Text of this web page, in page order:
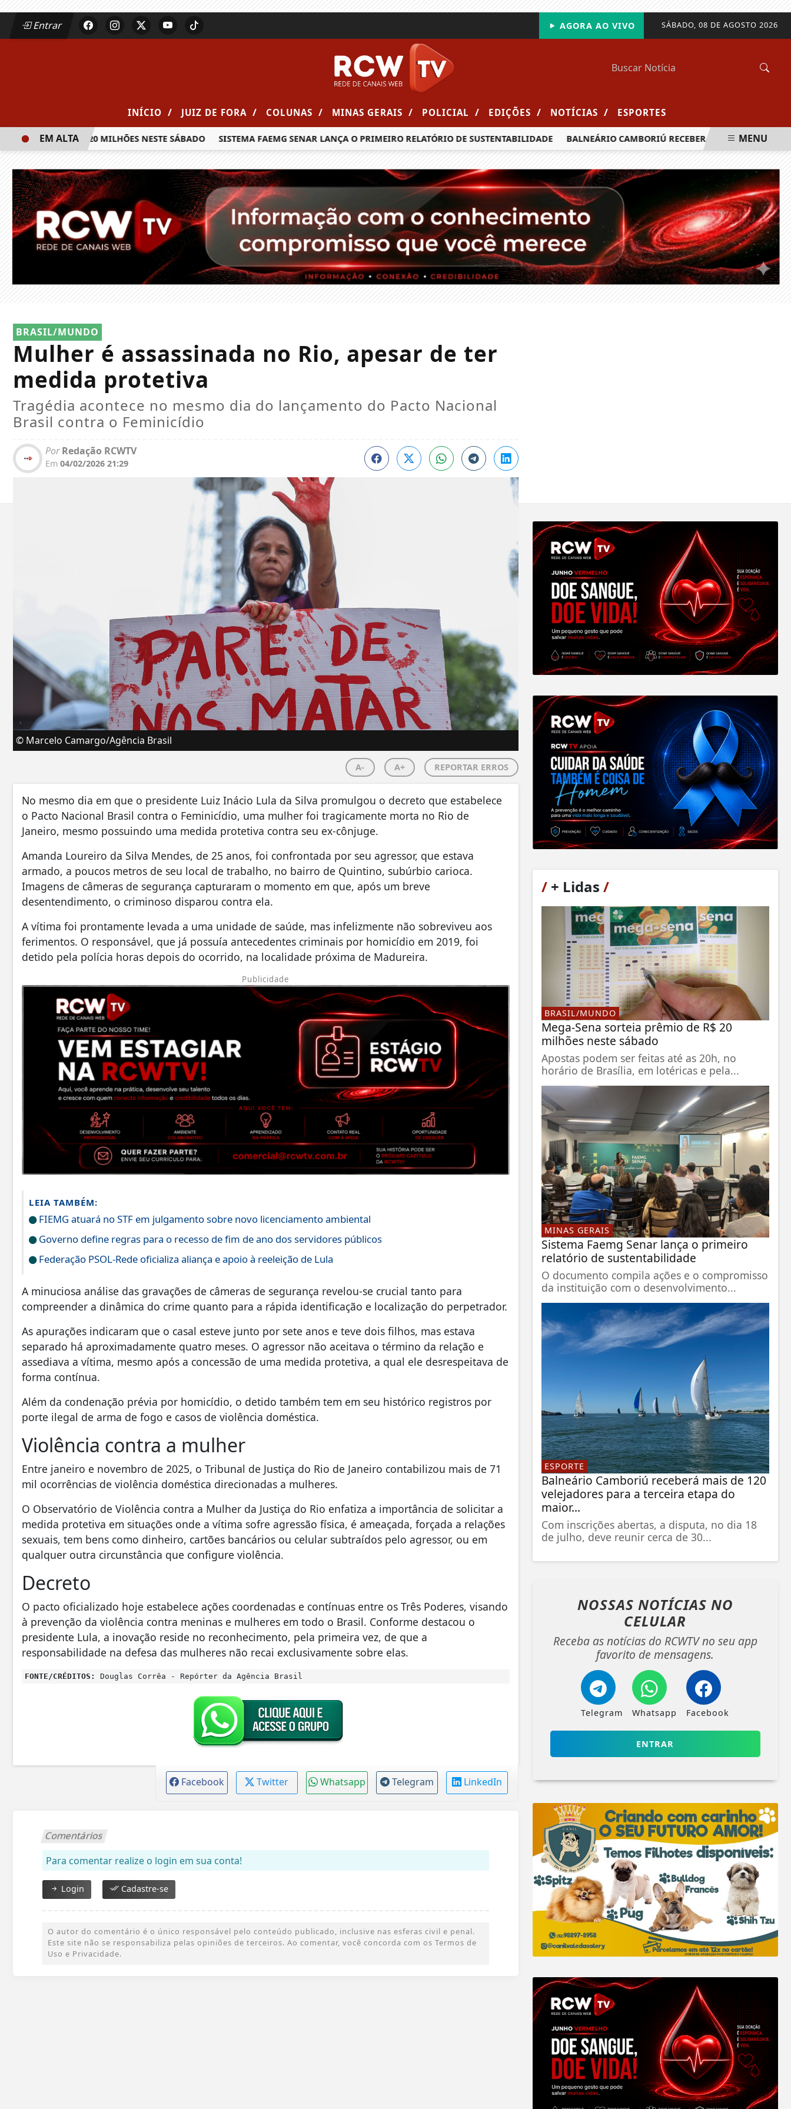
Entrar SÁBADO, 08 DE AGOSTO 2026
AGORA AO VIVO
INÍCIO / JUIZ DE FORA / COLUNAS / MINAS GERAIS / POLICIAL / EDIÇÕES / NOTÍCIAS / ESPORTES
PRÊMIO DE R$ 20 MILHÕES NESTE SÁBADO SISTEMA FAEMG SENAR LANÇA O PRIMEIRO RELATÓRIO DE SUSTENTABILIDADE BALNEÁRIO CAMBORIÚ RECEBERÁ MAIS DE 120
EM ALTA MENU
BRASIL/MUNDO
Mulher é assassinada no Rio, apesar de ter
medida protetiva
Tragédia acontece no mesmo dia do lançamento do Pacto Nacional
Brasil contra o Feminicídio
PorRedação RCWTV
Em 04/02/2026 21:29
© Marcelo Camargo/Agência Brasil
A- A+ REPORTAR ERROS
No mesmo dia em que o presidente Luiz Inácio Lula da Silva promulgou o decreto que estabelece
o Pacto Nacional Brasil contra o Feminicídio, uma mulher foi tragicamente morta no Rio de
Janeiro, mesmo possuindo uma medida protetiva contra seu ex-cônjuge.
Amanda Loureiro da Silva Mendes, de 25 anos, foi confrontada por seu agressor, que estava
armado, a poucos metros de seu local de trabalho, no bairro de Quintino, subúrbio carioca.
Imagens de câmeras de segurança capturaram o momento em que, após um breve
desentendimento, o criminoso disparou contra ela.
A vítima foi prontamente levada a uma unidade de saúde, mas infelizmente não sobreviveu aos
ferimentos. O responsável, que já possuía antecedentes criminais por homicídio em 2019, foi
detido pela polícia horas depois do ocorrido, na localidade próxima de Madureira.
Publicidade
LEIA TAMBÉM:
FIEMG atuará no STF em julgamento sobre novo licenciamento ambiental
Governo define regras para o recesso de fim de ano dos servidores públicos
Federação PSOL-Rede oficializa aliança e apoio à reeleição de Lula
A minuciosa análise das gravações de câmeras de segurança revelou-se crucial tanto para
compreender a dinâmica do crime quanto para a rápida identificação e localização do perpetrador.
As apurações indicaram que o casal esteve junto por sete anos e teve dois filhos, mas estava
separado há aproximadamente quatro meses. O agressor não aceitava o término da relação e
assediava a vítima, mesmo após a concessão de uma medida protetiva, a qual ele desrespeitava de
forma contínua.
Além da condenação prévia por homicídio, o detido também tem em seu histórico registros por
porte ilegal de arma de fogo e casos de violência doméstica.
Violência contra a mulher
Entre janeiro e novembro de 2025, o Tribunal de Justiça do Rio de Janeiro contabilizou mais de 71
mil ocorrências de violência doméstica direcionadas a mulheres.
O Observatório de Violência contra a Mulher da Justiça do Rio enfatiza a importância de solicitar a
medida protetiva em situações onde a vítima sofre agressão física, é ameaçada, forçada a relações
sexuais, tem bens como dinheiro, cartões bancários ou celular subtraídos pelo agressor, ou em
qualquer outra circunstância que configure violência.
Decreto
O pacto oficializado hoje estabelece ações coordenadas e contínuas entre os Três Poderes, visando
à prevenção da violência contra meninas e mulheres em todo o Brasil. Conforme destacou o
presidente Lula, a inovação reside no reconhecimento, pela primeira vez, de que a
responsabilidade na defesa das mulheres não recai exclusivamente sobre elas.
FONTE/CRÉDITOS: Douglas Corrêa - Repórter da Agência Brasil
Facebook Twitter Whatsapp Telegram LinkedIn
Comentários
Para comentar realize o login em sua conta!
Login Cadastre-se
O autor do comentário é o único responsável pelo conteúdo publicado, inclusive nas esferas civil e penal.
Este site não se responsabiliza pelas opiniões de terceiros. Ao comentar, você concorda com os Termos de
Uso e Privacidade.
/+ Lidas /
BRASIL/MUNDO
Mega-Sena sorteia prêmio de R$ 20
milhões neste sábado
Apostas podem ser feitas até as 20h, no
horário de Brasília, em lotéricas e pela...
MINAS GERAIS
Sistema Faemg Senar lança o primeiro
relatório de sustentabilidade
O documento compila ações e o compromisso
da instituição com o desenvolvimento...
ESPORTE
Balneário Camboriú receberá mais de 120
velejadores para a terceira etapa do
maior...
Com inscrições abertas, a disputa, no dia 18
de julho, deve reunir cerca de 30...
NOSSAS NOTÍCIAS NO
CELULAR
Receba as notícias do RCWTV no seu app
favorito de mensagens.
Telegram Whatsapp Facebook
ENTRAR